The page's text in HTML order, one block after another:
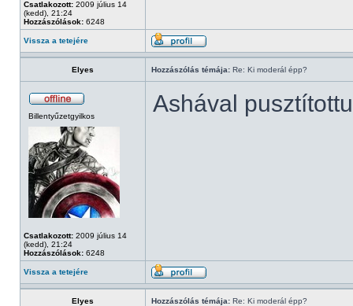
Csatlakozott: 2009 július 14
(kedd), 21:24
Hozzászólások: 6248
Vissza a tetejére
Elyes Hozzászólás témája: Re: Ki moderál épp?
Billentyűzetgyilkos
Csatlakozott: 2009 július 14
(kedd), 21:24
Hozzászólások: 6248
Ashával
Vissza a tetejére
Elyes Hozzászólás témája: Re: Ki moderál épp?